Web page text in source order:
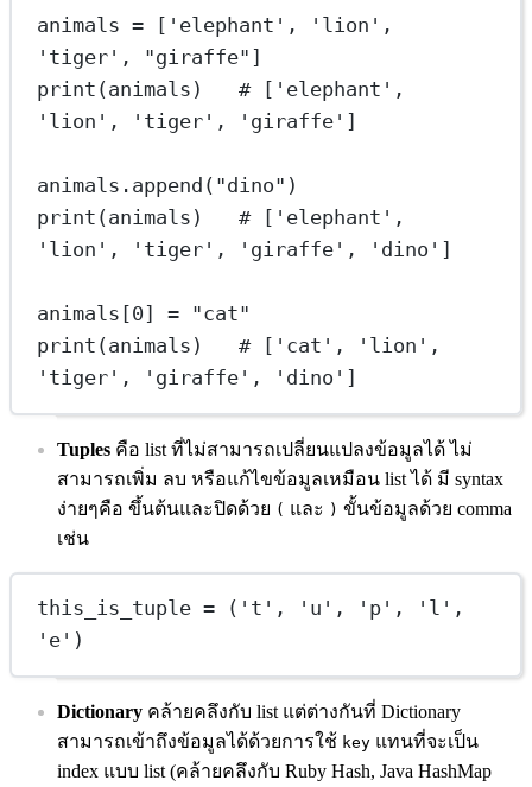
animals = [ 'elephant' , 'lion'
'tiger' , "giraffe" ]
print (animals) # ['elephant',
'lion', 'tiger', 'giraffe']
animals.append( "dino" )
print (animals) # ['elephant',
'lion', 'tiger', 'giraffe', 'dino']
animals[0] = "cat"
print (animals) # ['cat', 'lion',
'tiger', 'giraffe', 'dino']
Tuples คือ list ที่ไม่สามารถเปลี่ยนแปลงข้อมูลได้ ไม่
สามารถเพิ่ม ลบ หรือแก้ไขข้อมูลเหมือน list ได้ มี syntax
ง่ายๆคือ ขึ้นต้นและปิดด้วย ( และ ) ขั้นข้อมูลด้วย comma
เช่น
this_is_tuple = ( 't' , 'u' , 'p' , 'l'
'e' )
Dictionary คล้ายคลึงกับ list แต่ต่างกันที่ Dictionary
สามารถเข้าถึงข้อมูลได้ด้วยการใช้ key แทนที่จะเป็น
index แบบ list (คล้ายคลึงกับ Ruby Hash, Java HashMap